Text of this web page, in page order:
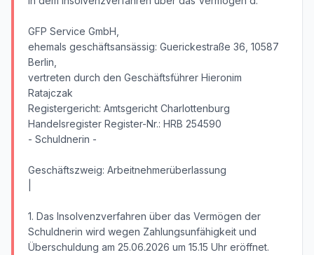
GFP Service GmbH,
ehemals geschäftsansässig: Guerickestraße 36, 10587
Berlin,
vertreten durch den Geschäftsführer Hieronim
Ratajczak
Registergericht: Amtsgericht Charlottenburg
Handelsregister Register-Nr.: HRB 254590
- Schuldnerin -
Geschäftszweig: Arbeitnehmerüberlassung
1. Das Insolvenzverfahren über das Vermögen der
Schuldnerin wird wegen Zahlungsunfähigkeit und
Überschuldung am 25.06.2026 um 15.15 Uhr eröffnet.